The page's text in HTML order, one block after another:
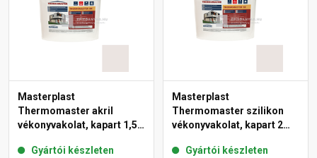
Masterplast
Thermomaster akril
vékonyvakolat, kapart 1,5
Gyártói készleten
Masterplast
Thermomaster szilikon
vékonyvakolat, kapart 2
Gyártói készleten